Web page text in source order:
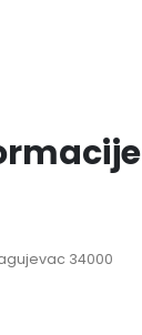
34000